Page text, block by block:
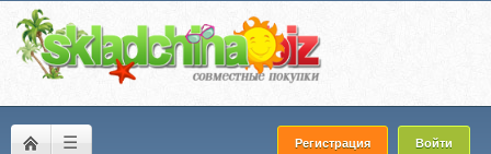
☰ Регистрация Войти